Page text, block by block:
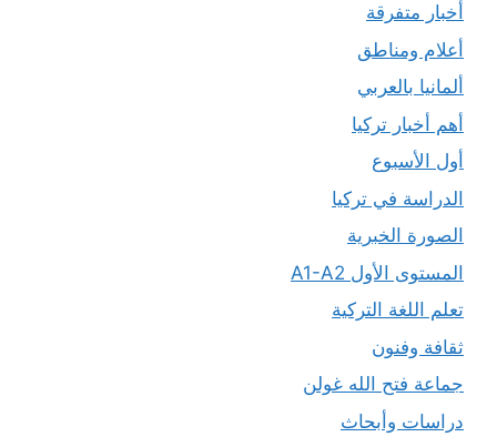
أخبار متفرقة
أعلام ومناطق
ألمانيا بالعربي
أهم أخبار تركيا
أول الأسبوع
الدراسة في تركيا
الصورة الخبرية
المستوى الأول A1-A2
تعلم اللغة التركية
ثقافة وفنون
جماعة فتح الله غولن
دراسات وأبحاث